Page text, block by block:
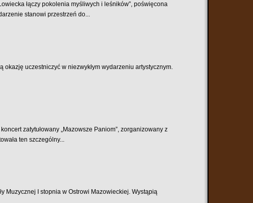
łączy pokolenia myśliwych i leśników”, poświęcona
stanowi przestrzeń do...
uczestniczyć w niezwykłym wydarzeniu artystycznym.
zatytułowany „Mazowsze Paniom”, zorganizowany z
ten szczególny...
Muzycznej I stopnia w Ostrowi Mazowieckiej. Wystąpią